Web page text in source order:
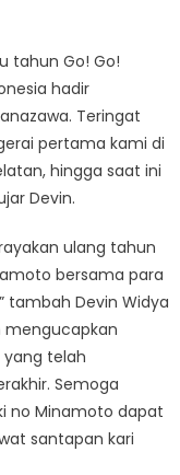
tahun Go! Go!
hadir
Teringat
pertama kami di
hingga saat ini
Devin.
ulang tahun
bersama para
tambah Devin Widya
mengucapkan
telah
Semoga
no Minamoto dapat
santapan kari